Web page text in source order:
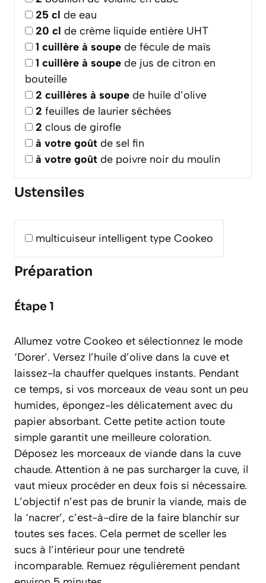
25 cl de eau
20 cl de crème liquide entière UHT
1 cuillère à soupe de fécule de maïs
1 cuillère à soupe de jus de citron en
bouteille
2 cuillères à soupe de huile d’olive
2 feuilles de laurier séchées
2 clous de girofle
à votre goût de sel fin
à votre goût de poivre noir du moulin
Ustensiles
multicuiseur intelligent type Cookeo
Préparation
Étape 1
Allumez votre Cookeo et sélectionnez le mode
‘Dorer’. Versez l’huile d’olive dans la cuve et
laissez-la chauffer quelques instants. Pendant
ce temps, si vos morceaux de veau sont un peu
humides, épongez-les délicatement avec du
papier absorbant. Cette petite action toute
simple garantit une meilleure coloration.
Déposez les morceaux de viande dans la cuve
chaude. Attention à ne pas surcharger la cuve, il
vaut mieux procéder en deux fois si nécessaire.
L’objectif n’est pas de brunir la viande, mais de
la ‘nacrer’, c’est-à-dire de la faire blanchir sur
toutes ses faces. Cela permet de sceller les
sucs à l’intérieur pour une tendreté
incomparable. Remuez régulièrement pendant